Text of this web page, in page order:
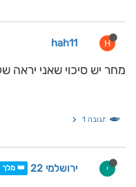
H
hah11
מחר יש סיכוי שאני יראה
תגובה 1
י ירושלמי 22 👑 מלך